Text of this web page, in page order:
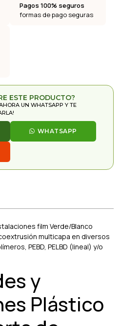
Pagos 100% seguros
formas de pago seguras
ESTE PRODUCTO?
UN WHATSAPP Y TE
WHATSAPP
film Verde/Blanco
multicapa en diversos
PEBD, PELBD (lineal) y/o
y
Plástico